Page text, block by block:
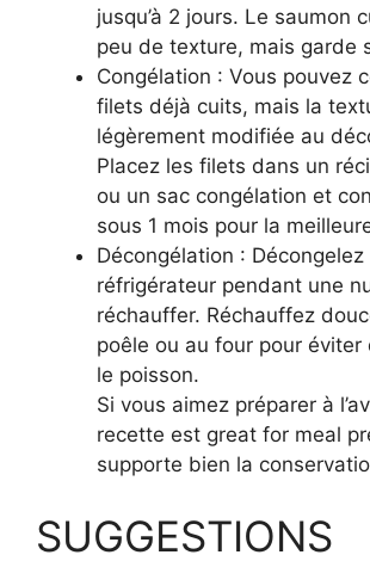
jusqu’à 2 jours. Le saumon
peu de texture, mais garde
Congélation : Vous pouvez
filets déjà cuits, mais la
légèrement modifiée au
Placez les filets dans un
ou un sac congélation et
sous 1 mois pour la
Décongélation :
réfrigérateur pendant une
réchauffer. Réchauffez
poêle ou au four pour éviter
le poisson.
Si vous aimez préparer à
recette est great for meal
supporte bien la
SUGGESTIONS